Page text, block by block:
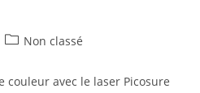
Non classé
couleur avec le laser Picosure